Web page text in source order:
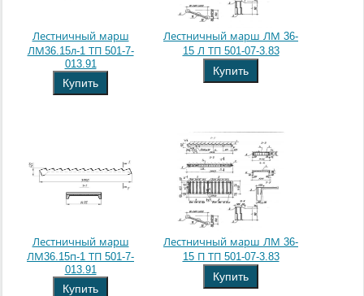
Лестничный марш
ЛМ36.15л-1 ТП 501-7-
013.91
Купить
Лестничный марш ЛМ 36-
15 Л ТП 501-07-3.83
Купить
Лестничный марш
ЛМ36.15п-1 ТП 501-7-
013.91
Купить
Лестничный марш ЛМ 36-
15 П ТП 501-07-3.83
Купить